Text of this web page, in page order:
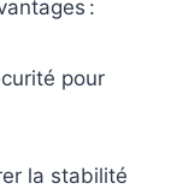
:
pour
la stabilité